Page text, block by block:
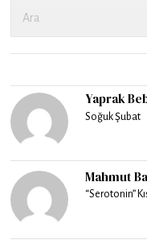
Yaprak
Soğuk Şubat
Mahmut
“Serotonin”